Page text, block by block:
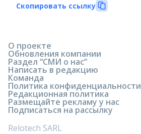
Скопировать ссылку
О проекте
Обновления компании
Раздел “СМИ о нас”
Написать в редакцию
Команда
Политика конфиденциальности
Редакционная политика
Размещайте рекламу у нас
Подписаться на рассылку
Relotech SARL